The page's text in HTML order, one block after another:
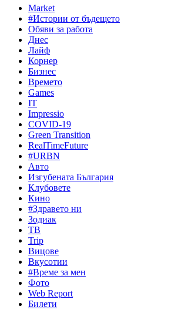
Market
#Истории от бъдещето
Обяви за работа
Днес
Лайф
Корнер
Бизнес
Времето
Games
IT
Impressio
COVID-19
Green Transition
RealTimeFuture
#URBN
Авто
Изгубената България
Клубовете
Кино
#Здравето ни
Зодиак
ТВ
Trip
Вицове
Вкусотии
#Време за мен
Фото
Web Report
Билети